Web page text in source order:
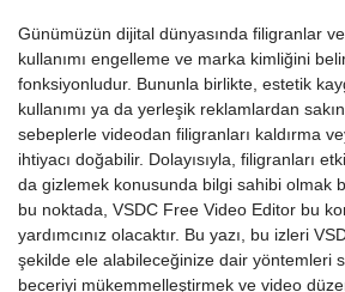
Günümüzün dijital dünyasında filigranlar
kullanımı engelleme ve marka kimliğini
fonksiyonludur. Bununla birlikte, estetik
kullanımı ya da yerleşik reklamlardan
sebeplerle videodan filigranları kaldırma
ihtiyacı doğabilir. Dolayısıyla, filigranları
da gizlemek konusunda bilgi sahibi olmak
bu noktada, VSDC Free Video Editor bu
yardımcınız olacaktır. Bu yazı, bu izleri
şekilde ele alabileceğinize dair yöntemleri
beceriyi mükemmelleştirmek ve video